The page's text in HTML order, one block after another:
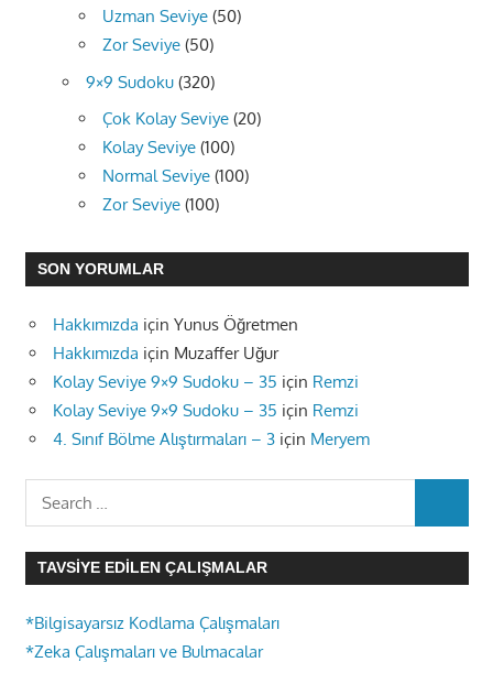
Uzman Seviye (50)
Zor Seviye (50)
9×9 Sudoku (320)
Çok Kolay Seviye (20)
Kolay Seviye (100)
Normal Seviye (100)
Zor Seviye (100)
SON YORUMLAR
Hakkımızda için Yunus Öğretmen
Hakkımızda için Muzaffer Uğur
Kolay Seviye 9×9 Sudoku – 35 için Remzi
Kolay Seviye 9×9 Sudoku – 35 için Remzi
4. Sınıf Bölme Alıştırmaları – 3 için Meryem
TAVSIYE EDILEN ÇALIŞMALAR
*Bilgisayarsız Kodlama Çalışmaları
*Zeka Çalışmaları ve Bulmacalar